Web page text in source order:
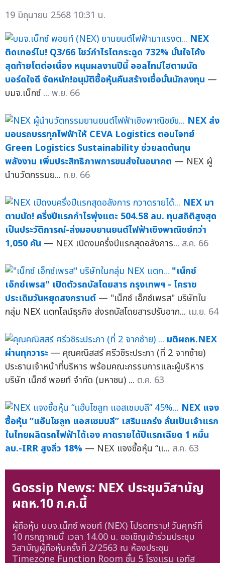
19 มิถุนายน 2568 10:31 น.
NEX
ติดเทอร์โบ! Q3/66 โชว์กำไรโตกระฉูด 732% มั่นใจโค้ง
สุดท้ายโตต่อเนื่อง หนุนผลงานปีนี้ ออลไทม์ไฮตามนัด
บอร์ดใจดี จัดหนัก!อนุมัติซื้อหุ้นคืนสร้างเชื่อมั่นนักลงทุน —
บมจ.เน็กซ์ ... พ.ย. 66
NEX ส่ง
มอบรถบรรทุกไฟฟ้าให้ CEVA Logistics ตอบโจทย์
Green Logistics Sustainability ช่วยลดต้นทุน
พลังงาน เพิ่มประสิทธิภาพการขนส่งในอนาคต — NEX ผู้
นำนวัตกรรมย... ก.ย. 66
NEX มา
ตามนัด! ครึ่งปีแรกกำไรพุ่งแตะ 504.58 ลบ. ทุบสถิติสูงสุด
เป็นประวัติการณ์-ส่งมอบยานยนต์ไฟฟ้าเชิงพาณิชย์กว่า
1,050 คัน — NEX เปิดงบครึ่งปีแรกสุดอลังการ... ส.ค. 66
"เน็กซ์
เอ็กซ์เพรส" เปิดตัวรถบัสโดยสาร กรุงเทพฯ - โคราช
ประเดิมวันหยุดสงกรานต์ — "เน็กซ์ เอ็กซ์เพรส" บริษัทใน
กลุ่ม NEX แตกไลน์ธุรกิจ ส่งรถบัสโดยสารปรับอาก... เม.ย. 64
มติผถห.NEX
ผ่านทุกวาระ — คุณคณิสสร์ ศรีวชิระประภา (ที่ 2 จากซ้าย)
ประธานเจ้าหน้าที่บริหาร พร้อมคณะกรรมการและผู้บริหาร
บริษัท เน็กซ์ พอยท์ จำกัด (มหาชน) ... ต.ค. 63
NEX แจง
ซื้อหุ้น “แอ๊บโซลูท แอสเซมบลี” เสริมแกร่ง ลั่นเป็นเจ้าแรก
ในไทยผลิตรถไฟฟ้าได้เอง คาดรายได้ปีแรกเฉียด 1 หมื่น
ลบ.-IRR สูงลิ่ว 18% — NEX แจงซื้อหุ้น “แ... ส.ค. 63
Gossip News: NEX ประชุมวิสามัญ
ผถห.10 ก.ค.นี้
ผู้ถือหุ้น บมจ.เน็กซ์ พอยท์ (NEX) โปรดทราบ! วันศุกร์ที่
10 กรกฎาคมนี้ เวลา 14.00 น. ขอเชิญเข้าร่วมประชุม
วิสามัญผู้ถือหุ้นครั้งที่ 2/2563 ณ ห้องประชุม
Timezone Function Room ชั้น 5 โรงแรม เอทัส